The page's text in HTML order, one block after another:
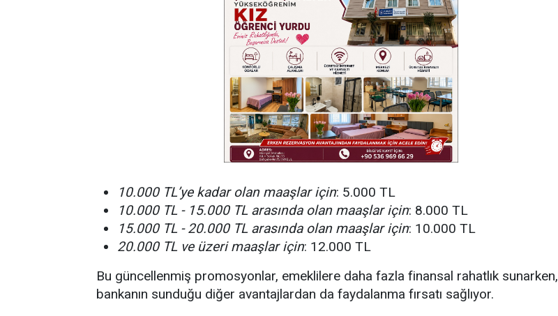
10.000 TL’ye kadar olan maaşlar için: 5.000 TL
10.000 TL - 15.000 TL arasında olan maaşlar için: 8.000 TL
15.000 TL - 20.000 TL arasında olan maaşlar için: 10.000 TL
20.000 TL ve üzeri maaşlar için: 12.000 TL
Bu güncellenmiş promosyonlar, emeklilere daha fazla finansal rahatlık sunarken,
bankanın sunduğu diğer avantajlardan da faydalanma fırsatı sağlıyor.